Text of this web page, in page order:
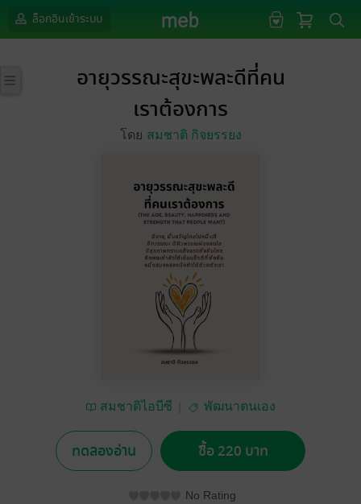
ล็อกอินเข้าระบบ
อายุวรรณะสุขะพละดีที่คน
เราต้องการ
โดย สมชาติ กิจยรรยง
สมชาติไอบีซี พัฒนาตนเอง
ทดลองอ่าน ซื้อ 220 บาท
No Rating